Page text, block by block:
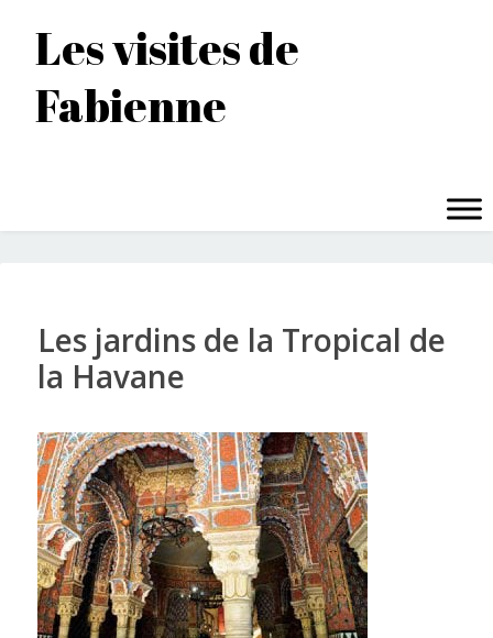
contenu
principal
Les visites de
Fabienne
Les jardins de la Tropical de
la Havane